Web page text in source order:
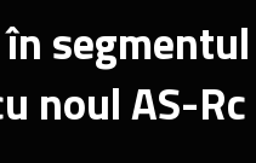
segmentul
noul AS-Rc